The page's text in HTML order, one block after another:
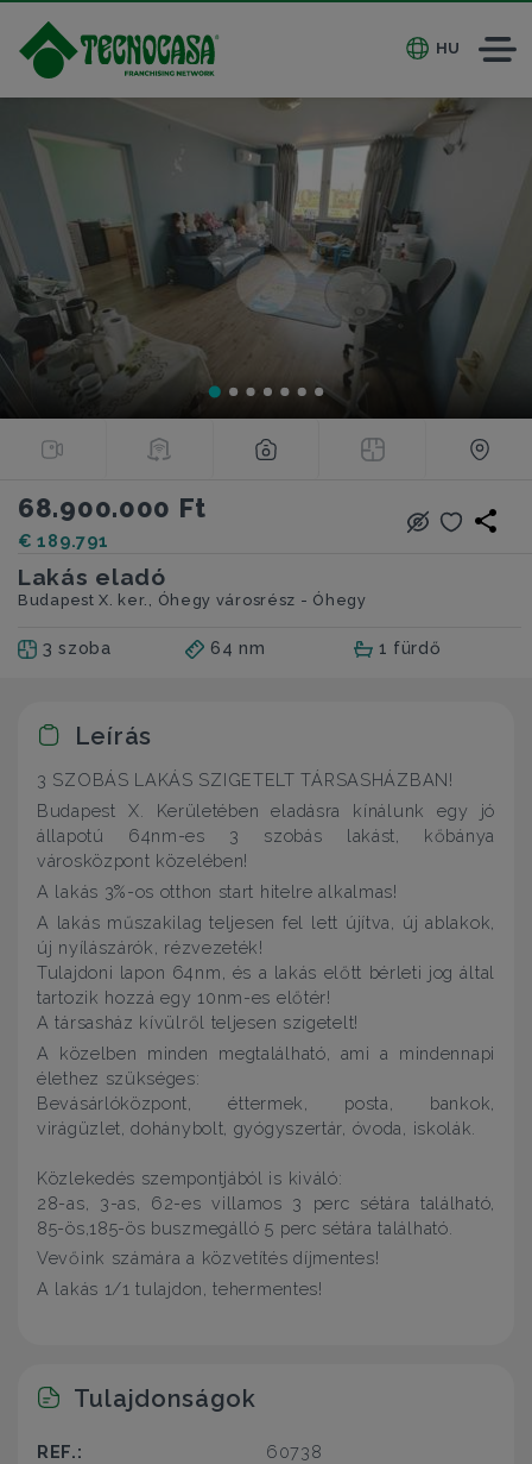
HU
68.900.000 Ft
€ 189.791
Lakás eladó
Budapest X. ker., Óhegy városrész - Óhegy
3 szoba 64 nm 1 fürdő
Leírás
3 SZOBÁS LAKÁS SZIGETELT TÁRSASHÁZBAN!
Budapest X. Kerületében eladásra kínálunk egy jó
állapotú 64nm-es 3 szobás lakást, kőbánya
városközpont közelében!
A lakás 3%-os otthon start hitelre alkalmas!
A lakás műszakilag teljesen fel lett újítva, új ablakok,
új nyílászárók, rézvezeték!
Tulajdoni lapon 64nm, és a lakás előtt bérleti jog által
tartozik hozzá egy 10nm-es előtér!
A társasház kívülről teljesen szigetelt!
A közelben minden megtalálható, ami a mindennapi
élethez szükséges:
Bevásárlóközpont, éttermek, posta, bankok,
virágüzlet, dohánybolt, gyógyszertár, óvoda, iskolák.
Közlekedés szempontjából is kiváló:
28-as, 3-as, 62-es villamos 3 perc sétára található,
85-ös,185-ös buszmegálló 5 perc sétára található.
Vevőink számára a közvetítés díjmentes!
A lakás 1/1 tulajdon, tehermentes!
Tulajdonságok
REF.: 60738